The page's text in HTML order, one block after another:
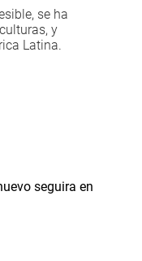
se ha
y
Latina.